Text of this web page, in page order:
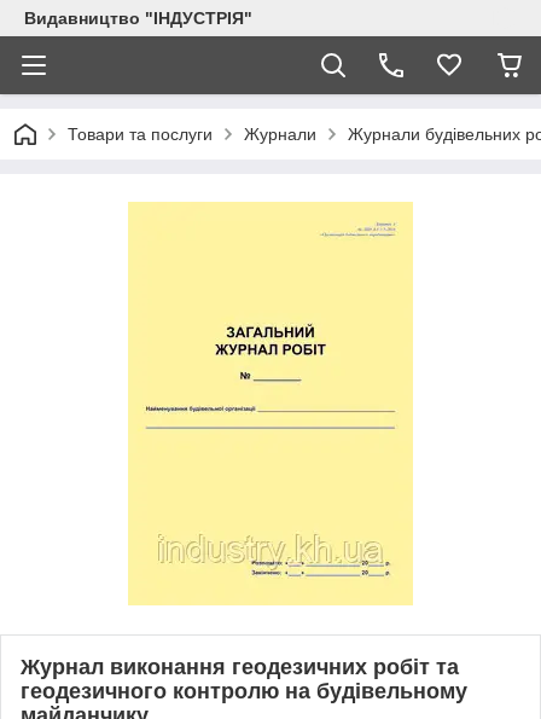
Видавництво "ІНДУСТРІЯ"
Товари та послуги Журнали Журнали будівельних
Журнал виконання геодезичних робіт та
геодезичного контролю на будівельному